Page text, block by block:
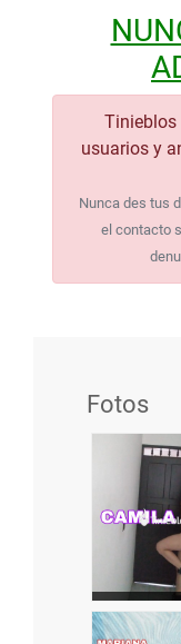
Tinieblos
usuarios y
Nunca des tus
el contacto
Fotos